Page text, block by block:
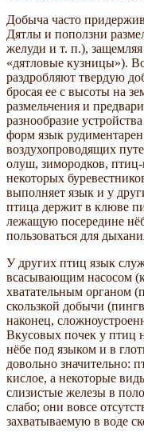
Добыча часто
Дятлы и поползни
желуди и т. п.),
«дятловые кузницы»).
раздробляют твердую
бросая ее с высоты на
размельчения и
разнообразие
форм язык
воздухопроводящих
олуш, зимородков, птиц-
некоторых
выполняет язык и у
птица держит в клюве
лежащую посередине
пользоваться для
У других птиц язык
всасывающим насосом
хватательным органом
скользкой добычи
наконец,
Вкусовых почек у птиц
нёбе под языком и в
довольно значительно:
кислое, а некоторые
слизистые железы в
слабо; они вовсе
захватываемую в воде